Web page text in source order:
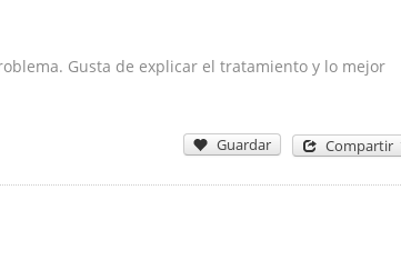
Gusta de explicar el tratamiento y lo mejor
Guardar Compartir